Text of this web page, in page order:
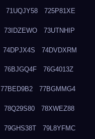
71UQJY58 725P81XE
73IDZEWO 73UTNHIP
74DPJX4S 74DVDXRM
76BJGQ4F 76G4013Z
77BED9B2 77BGMMG4
78Q29S80 78XWEZ88
79GHS38T 79L8YFMC